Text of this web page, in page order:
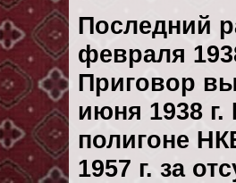
Последний
февраля
Приговор
июня 1938
полигоне
1957 г. за